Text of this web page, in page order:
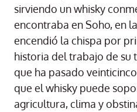
sirviendo un whisky
encontraba en Soho, en
encendió la chispa por
historia del trabajo de su
que ha pasado
que el whisky puede
agricultura, clima y